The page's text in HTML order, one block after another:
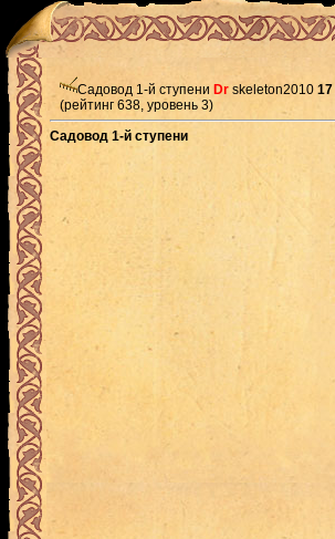
Садовод 1-й ступени Dr skeleton2010 17
(рейтинг 638, уровень 3)
Садовод 1-й ступени